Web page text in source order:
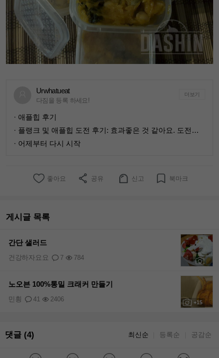
Urwhatueat
다짐을 등록 하세요!
더보기
· 애플힙 후기
· 플랭크 및 애플힙 도전 후기: 효과좋은 것 같아요. 도전해 보세요~~
· 어제부터 다시 시작
좋아요 공유 신고 북마크
게시글 목록
간단 샐러드
7 784
건강하자요요
+15
노오븐 100%통밀 크래커 만들기
41 2406
민힁
댓글 (4) 최신순 등록순 공감순